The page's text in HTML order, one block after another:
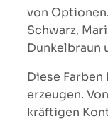
von
Schwarz,
Dunkelbraun
Diese
erzeugen.
kräftigen